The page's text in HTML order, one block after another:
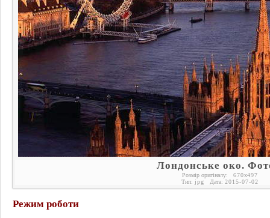
Лондонське око.
Розмір оригіналу: 670x497
Тип: jpg Дата: 2015-07-02
Режим роботи